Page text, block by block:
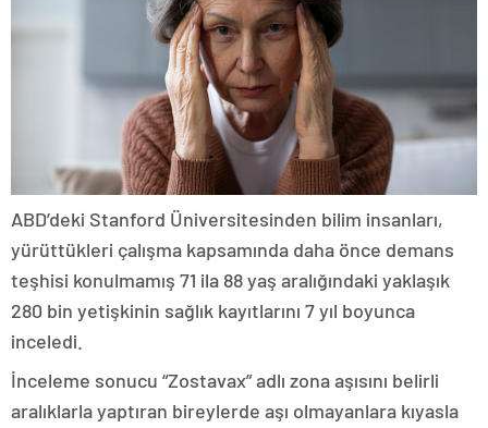
ABD’deki Stanford Üniversitesinden bilim insanları,
yürüttükleri çalışma kapsamında daha önce demans
teşhisi konulmamış 71 ila 88 yaş aralığındaki yaklaşık
280 bin yetişkinin sağlık kayıtlarını 7 yıl boyunca
inceledi.
İnceleme sonucu “Zostavax” adlı zona aşısını belirli
aralıklarla yaptıran bireylerde aşı olmayanlara kıyasla